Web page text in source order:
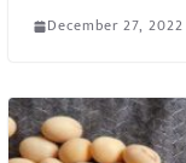
December 27, 2022